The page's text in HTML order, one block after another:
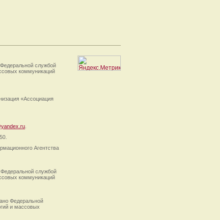
службой
коммуникаций
«Ассоциация
Агентства
службой
коммуникаций
Федеральной
и массовых